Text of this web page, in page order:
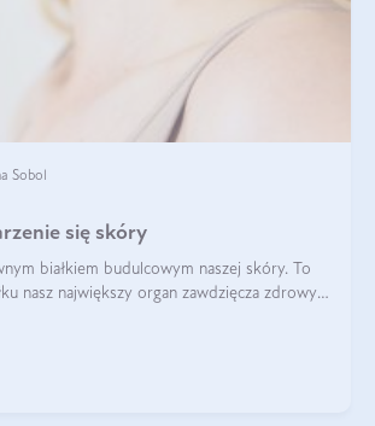
Sobol
się skóry
białkiem budulcowym naszej skóry. To
nasz największy organ zawdzięcza zdrowy